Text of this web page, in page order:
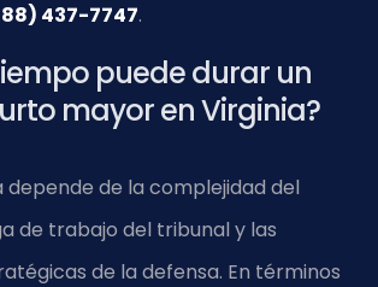
437-7747.
puede durar un
mayor en Virginia?
depende de la complejidad del
de trabajo del tribunal y las
de la defensa. En términos